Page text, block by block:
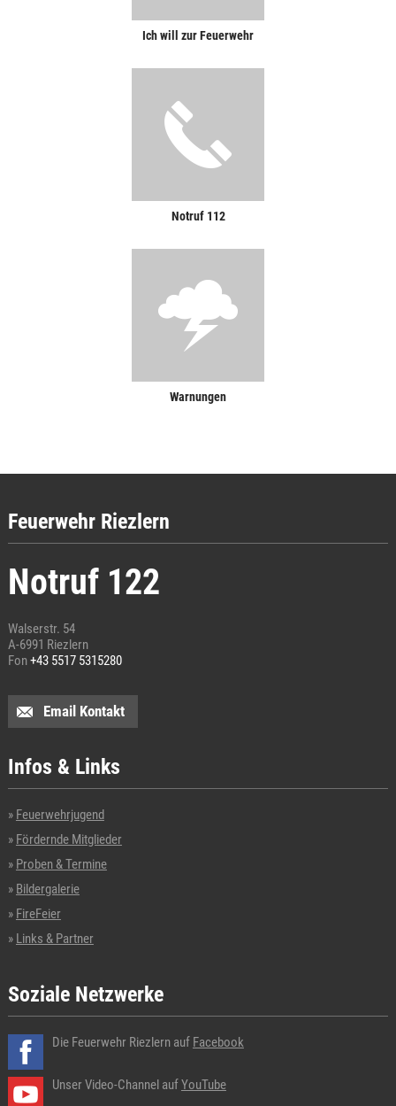
Ich will zur Feuerwehr
Notruf 112
Warnungen
Feuerwehr Riezlern
Notruf 122
Walserstr. 54
A-6991 Riezlern
Fon+43 5517 5315280
Email Kontakt
Infos & Links
Feuerwehrjugend
Fördernde Mitglieder
Proben & Termine
Bildergalerie
FireFeier
Links & Partner
Soziale Netzwerke
Die Feuerwehr Riezlern auf Facebook
Unser Video-Channel aufYouTube